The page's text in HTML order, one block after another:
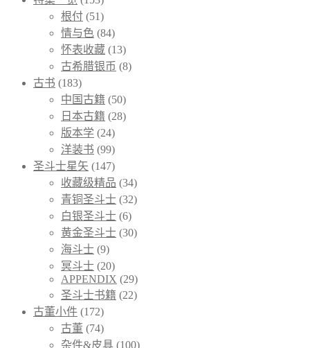
根付 (51)
情与色 (84)
怀表收藏 (13)
古希腊银币 (8)
古书 (183)
中国古籍 (50)
日本古籍 (28)
版本学 (24)
洋装书 (99)
圣斗士星矢 (147)
收藏级精品 (34)
青铜圣斗士 (32)
白银圣斗士 (6)
黄金圣斗士 (30)
海斗士 (9)
冥斗士 (20)
APPENDIX (29)
圣斗士书籍 (22)
古董小件 (172)
古董 (74)
杂件&皮具 (100)